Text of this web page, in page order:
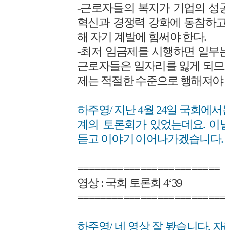
-근로자들의 복지가 기업의 성
혁신과 경쟁력 강화에 동참하
해 자기 계발에 힘써야 한다.
-최저 임금제를 시행하면 일부
근로자들은 일자리를 잃게 되
제는 적절한 수준으로 행해져야
하주영/ 지난 4월 24일 국회에
계의 토론회가 있었는데요.
듣고 이야기 이어나가겠습니다.
=========================
영상 : 국회 토론회 4‘39
==========================
하주영/ 네 영상 잘 봤습니다.